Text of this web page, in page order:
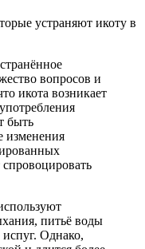
устраняют икоту в
вопросов и
икота возникает
быть
изменения
питьё воды
Однако,